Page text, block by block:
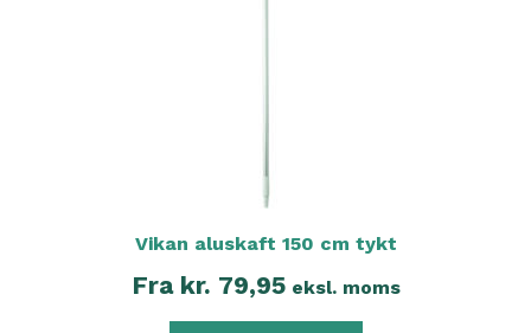
Vikan aluskaft 150 cm tykt
Fra kr. 79,95eksl. moms